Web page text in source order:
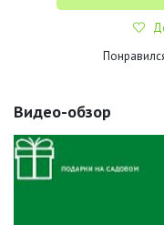
Видео-обзор